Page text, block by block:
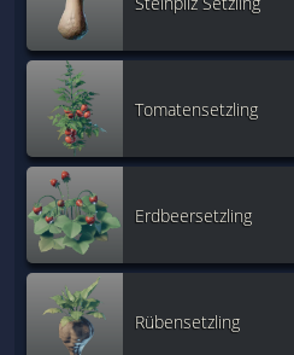
Tomatensetzling
Erdbeersetzling
Rübensetzling